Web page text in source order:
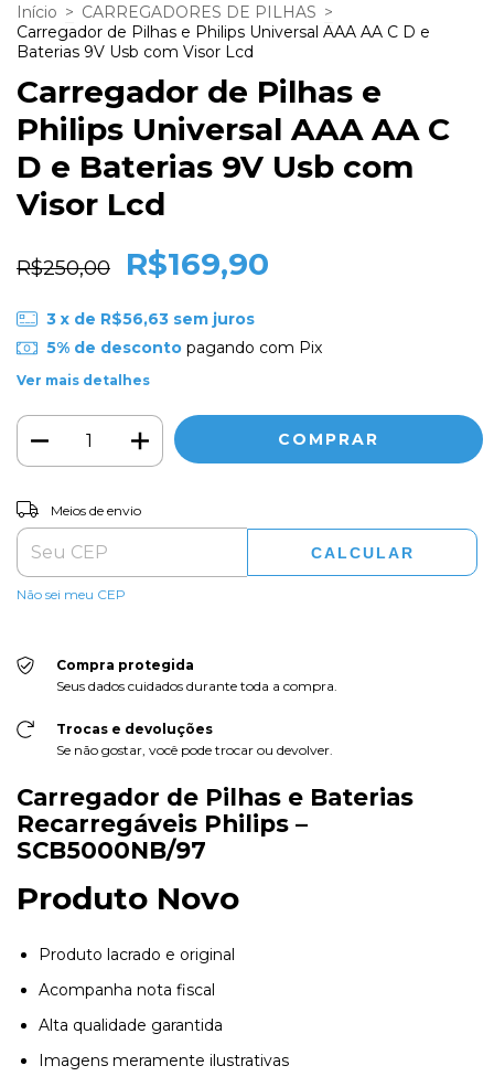
Início > CARREGADORES DE PILHAS >
Carregador de Pilhas e Philips Universal AAA AA C D e
Baterias 9V Usb com Visor Lcd
Carregador de Pilhas e
Philips Universal AAA AA C
D e Baterias 9V Usb com
Visor Lcd
R$250,00 R$169,90
3 x de R$56,63 sem juros
5% de descontopagando com Pix
Ver mais detalhes
Entregas para o CEP:
Meios de envio
CALCULAR
Não sei meu CEP
Compra protegida
Seus dados cuidados durante toda a compra.
Trocas e devoluções
Se não gostar, você pode trocar ou devolver.
Carregador de Pilhas e Baterias
Recarregáveis Philips –
SCB5000NB/97
Produto Novo
Produto lacrado e original
Acompanha nota fiscal
Alta qualidade garantida
Imagens meramente ilustrativas